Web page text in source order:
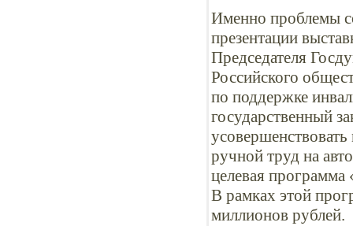
Именно проблемы
презентации
Председателя
Российского
по поддержке
государственный
ручной труд на
целевая
В рамках этой
миллионов рублей.